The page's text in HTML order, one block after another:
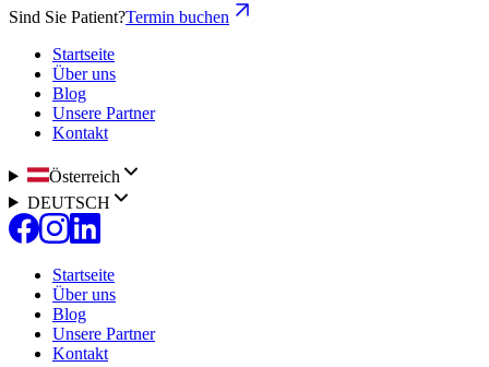
Sind Sie Patient?Termin buchen
Startseite
Über uns
Blog
Unsere Partner
Kontakt
Österreich
DEUTSCH
Startseite
Über uns
Blog
Unsere Partner
Kontakt